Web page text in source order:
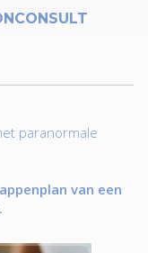
paranormale
van een